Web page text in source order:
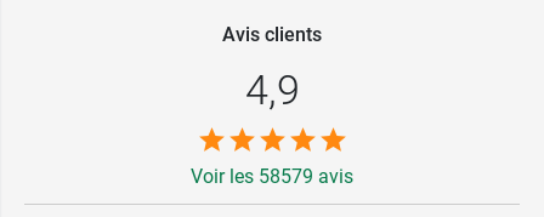
Avis clients
4,9
Voir les 58579 avis